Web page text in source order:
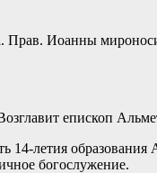
Иоанны
епископ
14-летия
богослужение.